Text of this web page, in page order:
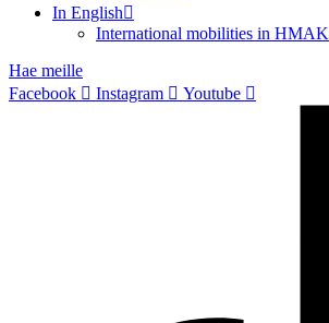
In English
International mobilities in HMAK
Hae meille
Facebook
Instagram Youtube